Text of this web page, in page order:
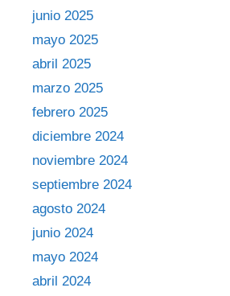
junio 2025
mayo 2025
abril 2025
marzo 2025
febrero 2025
diciembre 2024
noviembre 2024
septiembre 2024
agosto 2024
junio 2024
mayo 2024
abril 2024